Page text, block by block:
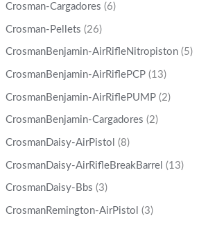
Crosman-Cargadores (6)
Crosman-Pellets (26)
CrosmanBenjamin-AirRifleNitropiston (5)
CrosmanBenjamin-AirRiflePCP (13)
CrosmanBenjamin-AirRiflePUMP (2)
CrosmanBenjamin-Cargadores (2)
CrosmanDaisy-AirPistol (8)
CrosmanDaisy-AirRifleBreakBarrel (13)
CrosmanDaisy-Bbs (3)
CrosmanRemington-AirPistol (3)